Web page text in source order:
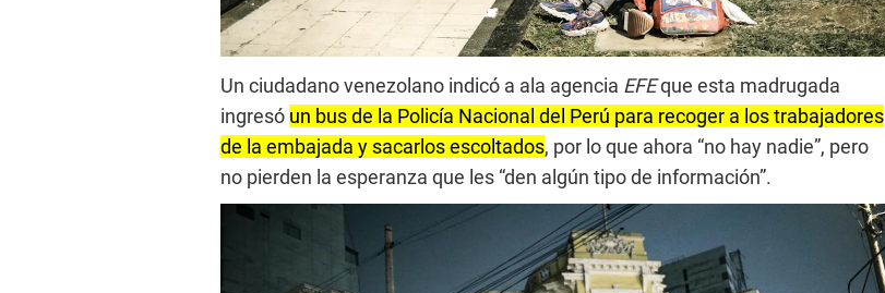
Un ciudadano venezolano indicó a ala agencia EFEque esta madrugada
ingresó un bus de la Policía Nacional del Perú para recoger a los trabajadores
de la embajada y sacarlos escoltados, por lo que ahora “no hay nadie”, pero
no pierden la esperanza que les “den algún tipo de información”.